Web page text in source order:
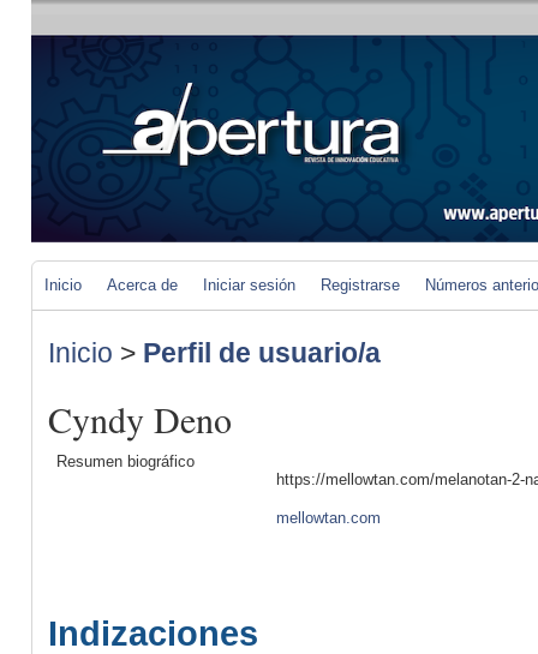
Inicio Acerca de Iniciar sesión Registrarse Números
Inicio > Perfil de usuario/a
Cyndy Deno
Resumen biográfico
https://mellowtan.com/melanotan-2-
mellowtan.com
Indizaciones